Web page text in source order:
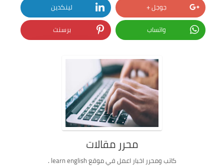
جوجل +
لينكدين
واتساب
برسنت
محرر مقالات
كاتب ومحرر اخبار اعمل في موقع learn english .